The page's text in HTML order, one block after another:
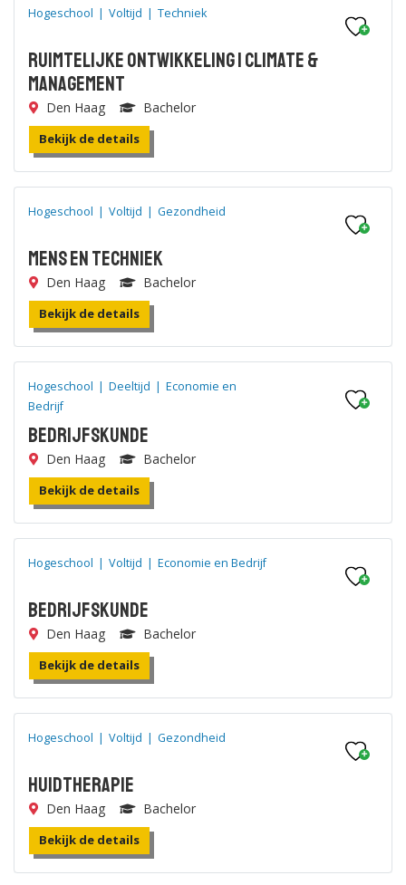
Hogeschool | Voltijd | Techniek
Ruimtelijke Ontwikkeling | Climate &
Management
Den Haag Bachelor
Bekijk de details
Hogeschool | Voltijd | Gezondheid
Mens en Techniek
Den Haag Bachelor
Bekijk de details
Hogeschool | Deeltijd | Economie en
Bedrijf
Bedrijfskunde
Den Haag Bachelor
Bekijk de details
Hogeschool | Voltijd | Economie en Bedrijf
Bedrijfskunde
Den Haag Bachelor
Bekijk de details
Hogeschool | Voltijd | Gezondheid
Huidtherapie
Den Haag Bachelor
Bekijk de details